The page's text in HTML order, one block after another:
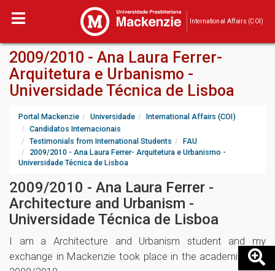
International Affairs (COI)
2009/2010 - Ana Laura Ferrer-
Arquitetura e Urbanismo -
Universidade Técnica de Lisboa
Portal Mackenzie Universidade
International Affairs (COI)
Candidatos Internacionais
Testimonials from International Students
FAU
2009/2010 - Ana Laura Ferrer- Arquitetura e Urbanismo -
Universidade Técnica de Lisboa
2009/2010 - Ana Laura Ferrer -
Architecture and Urbanism -
Universidade Técnica de Lisboa
I am a Architecture and Urbanism student and my
exchange in Mackenzie took place in the academic year